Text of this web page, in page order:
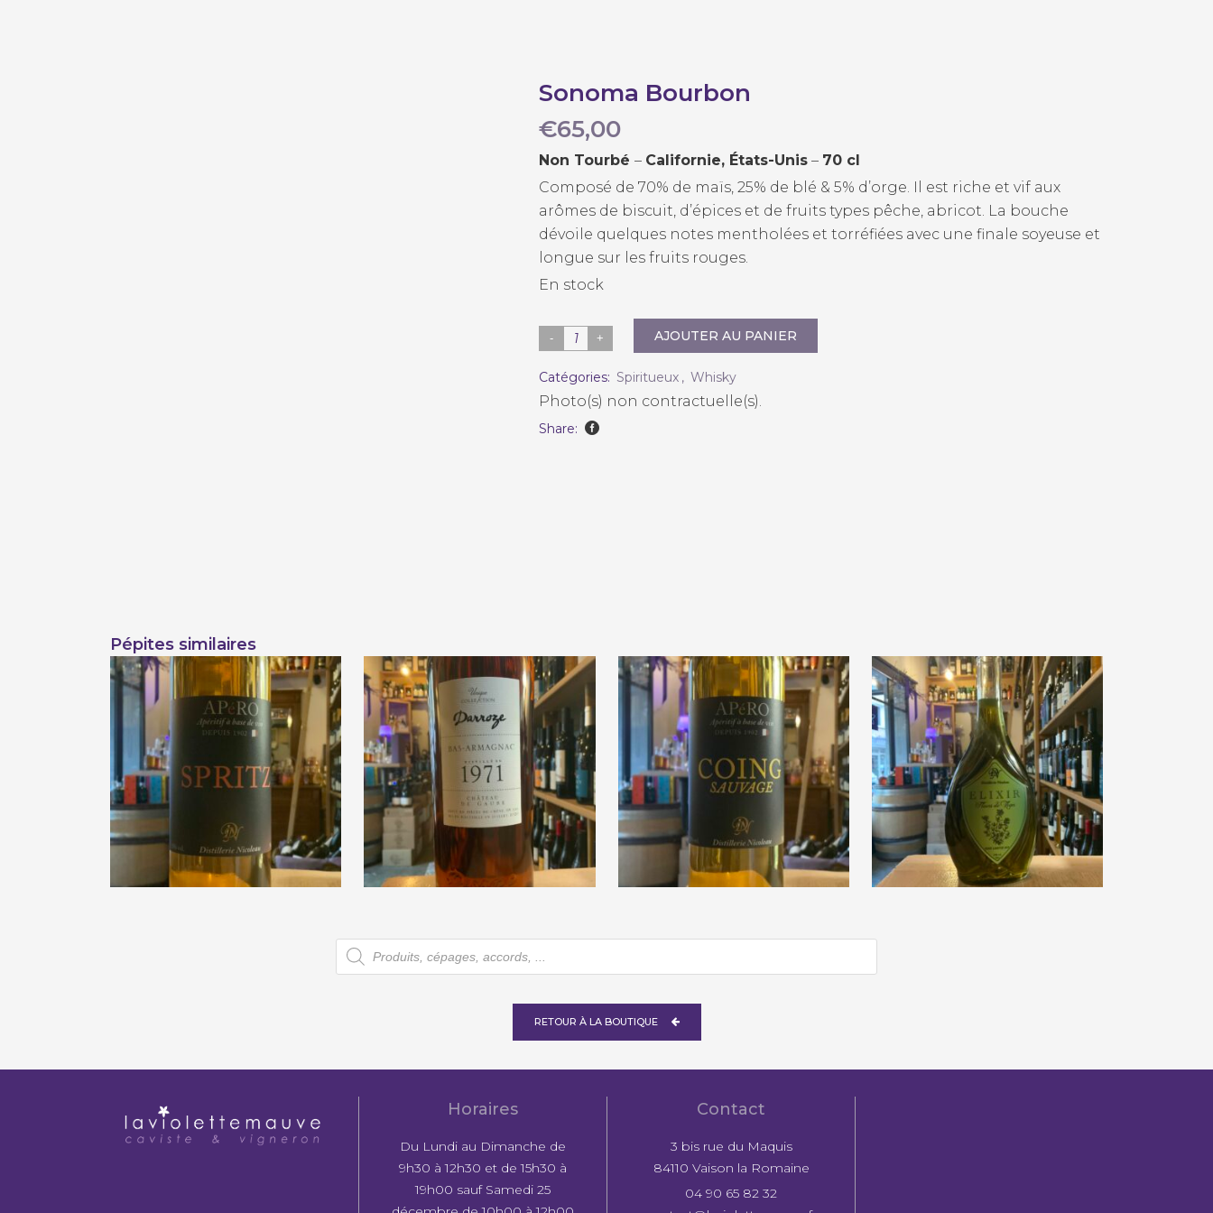
Sonoma Bourbon
€65,00
Non Tourbé – Californie, États-Unis – 70 cl
Composé de 70% de maïs, 25% de blé & 5% d’orge. Il est riche et vif aux
arômes de biscuit, d’épices et de fruits types pêche, abricot. La bouche
dévoile quelques notes mentholées et torréfiées avec une finale soyeuse et
longue sur les fruits rouges.
En stock
Sonoma
quantity
AJOUTER AU PANIER
Catégories: Spiritueux , Whisky
Photo(s) non contractuelle(s).
Share:
Pépites similaires
Distillerie Nicoleau
« APéRO Spritz »
Darroze « Bas-Armagnac »
1971
Distillerie Nicoleau
« APéRO Coing Sauvage »
Distillerie Nicoleau « Elixir
Fleurs de Thym »
Recherche
de
produits
RETOUR À LA BOUTIQUE
Horaires
Du Lundi au Dimanche de
9h30 à 12h30 et de 15h30 à
19h00 sauf Samedi 25
Contact
3 bis rue du Maquis
84110 Vaison la Romaine
04 90 65 82 32